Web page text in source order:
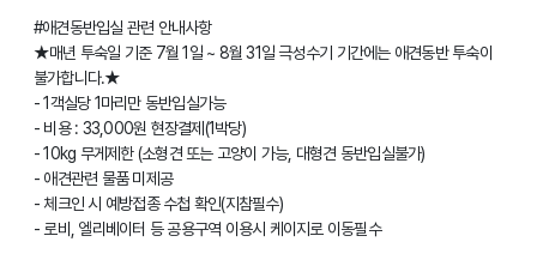
#애견동반입실 관련 안내사항
★매년 투숙일 기준 7월 1일 ~ 8월 31일 극성수기 기간에는 애견동반 투숙이
불가합니다.★
- 1객실당 1마리만 동반입실가능
- 비용 : 33,000원 현장결제(1박당)
- 10kg 무게제한 (소형견 또는 고양이 가능, 대형견 동반입실불가)
- 애견관련 물품 미제공
- 체크인 시 예방접종 수첩 확인(지참필수)
- 로비, 엘리베이터 등 공용구역 이용시 케이지로 이동필수